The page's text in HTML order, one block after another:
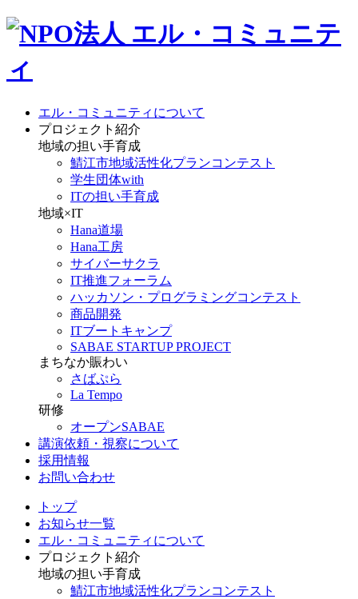
エル・コミュニティについて
プロジェクト紹介
地域の担い手育成
鯖江市地域活性化プランコンテスト
学生団体with
ITの担い手育成
地域×IT
Hana道場
Hana工房
サイバーサクラ
IT推進フォーラム
ハッカソン・プログラミングコンテスト
商品開発
ITブートキャンプ
SABAE STARTUP PROJECT
まちなか賑わい
さばぷら
La Tempo
研修
オープンSABAE
講演依頼・視察について
採用情報
お問い合わせ
トップ
お知らせ一覧
エル・コミュニティについて
プロジェクト紹介
地域の担い手育成
鯖江市地域活性化プランコンテスト